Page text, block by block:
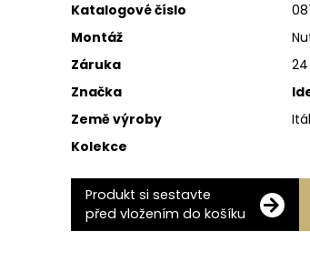
Katalogové číslo
Montáž
Záruka
Značka
Země výroby
Kolekce
Produkt si sestavte
před vložením do košíku